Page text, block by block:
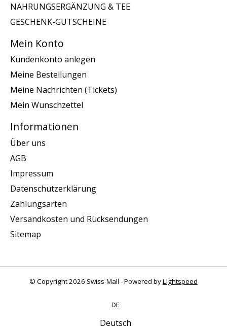
NAHRUNGSERGÄNZUNG & TEE
GESCHENK-GUTSCHEINE
Mein Konto
Kundenkonto anlegen
Meine Bestellungen
Meine Nachrichten (Tickets)
Mein Wunschzettel
Informationen
Über uns
AGB
Impressum
Datenschutzerklärung
Zahlungsarten
Versandkosten und Rücksendungen
Sitemap
© Copyright 2026 Swiss-Mall - Powered byLightspeed
DE
Deutsch